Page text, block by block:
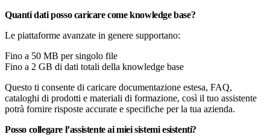
Quanti dati posso caricare come knowledge base?
Le piattaforme avanzate in genere supportano:
Fino a 50 MB per singolo file
Fino a 2 GB di dati totali della knowledge base
Questo ti consente di caricare documentazione estesa, FAQ,
cataloghi di prodotti e materiali di formazione, così il tuo assistente
potrà fornire risposte accurate e specifiche per la tua azienda.
Posso collegare l’assistente ai miei sistemi esistenti?